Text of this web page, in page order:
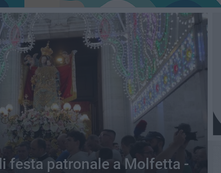
festa patronale a Molfetta -